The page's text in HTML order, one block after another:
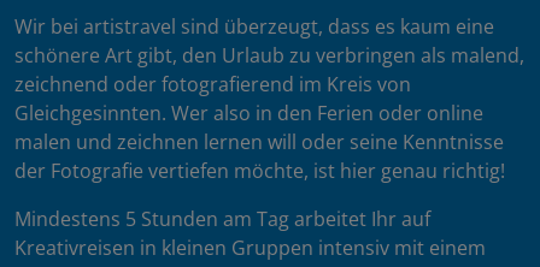
Wir bei artistravel sind überzeugt, dass es kaum eine
schönere Art gibt, den Urlaub zu verbringen als malend,
zeichnend oder fotografierend im Kreis von
Gleichgesinnten. Wer also in den Ferien oder online
malen und zeichnen lernen will oder seine Kenntnisse
der Fotografie vertiefen möchte, ist hier genau richtig!
Mindestens 5 Stunden am Tag arbeitet Ihr auf
Kreativreisen in kleinen Gruppen intensiv mit einem